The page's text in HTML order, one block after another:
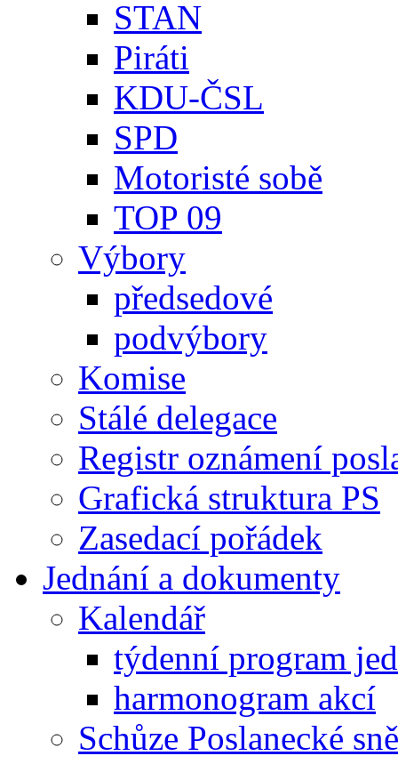
STAN
Piráti
KDU-ČSL
SPD
Motoristé sobě
TOP 09
Výbory
předsedové
podvýbory
Komise
Stálé delegace
Registr oznámení
Grafická struktura PS
Zasedací pořádek
Jednání a dokumenty
Kalendář
týdenní program
harmonogram akcí
Schůze Poslanecké